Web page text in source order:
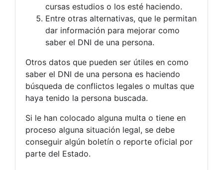
cursas estudios o los esté haciendo.
Entre otras alternativas, que le permitan
dar información para mejorar como
saber el DNI de una persona.
Otros datos que pueden ser útiles en como
saber el DNI de una persona es haciendo
búsqueda de conflictos legales o multas que
haya tenido la persona buscada.
Si le han colocado alguna multa o tiene en
proceso alguna situación legal, se debe
conseguir algún boletín o reporte oficial por
parte del Estado.